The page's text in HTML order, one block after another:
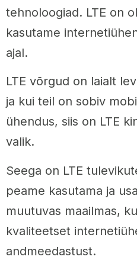
tehnoloogiad. LTE on
kasutame
ajal.
LTE võrgud on laialt
ja kui teil on sobiv
ühendus, siis on LTE
valik.
Seega on LTE
peame kasutama ja
muutuvas maailmas,
kvaliteetset
andmeedastust.